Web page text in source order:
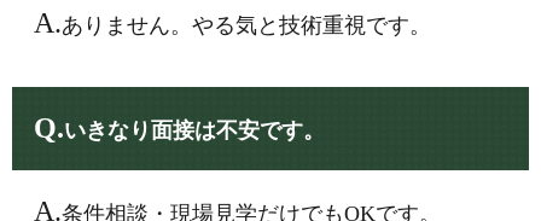
A.ありません。やる気と技術重視です。
Q.いきなり面接は不安です。
A.条件相談・現場見学だけでもOKです。